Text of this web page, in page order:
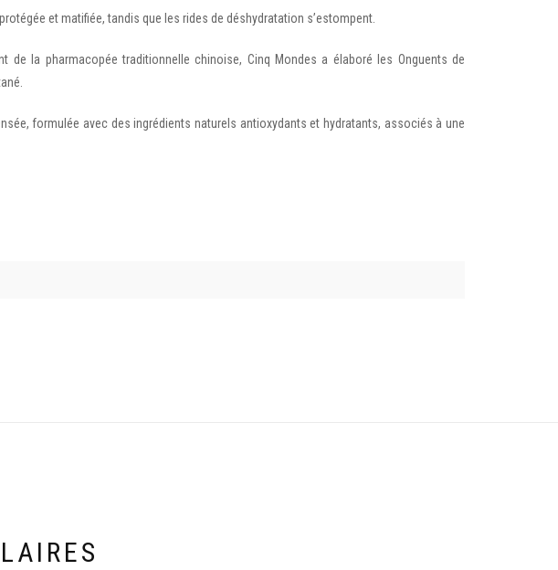
et matifiée, tandis que les rides de déshydratation s’estompent.
la pharmacopée traditionnelle chinoise, Cinq Mondes a élaboré les Onguents de
formulée avec des ingrédients naturels antioxydants et hydratants, associés à une